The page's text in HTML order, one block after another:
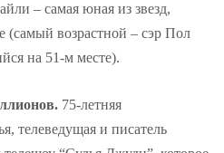
– самая юная из звезд,
(самый возрастной – сэр Пол
на 51-м месте).
75-летняя
телеведущая и писатель